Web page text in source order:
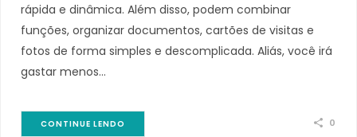
rápida e dinâmica. Além disso, podem combinar
funções, organizar documentos, cartões de visitas e
fotos de forma simples e descomplicada. Aliás, você irá
gastar menos…
CONTINUE LENDO 0